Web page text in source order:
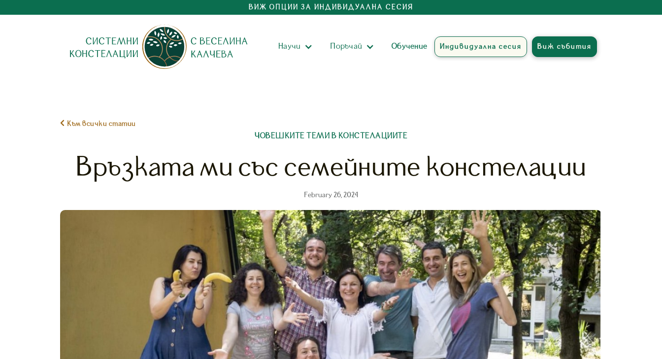
ВИЖ ОПЦИИ ЗА ИНДИВИДУАЛНА СЕСИЯ
Научи Поръчай Обучениe Индивидуална сесия Виж събития
 Към всички статии
ЧОВЕШКИТЕ ТЕМИ В КОНСТЕЛАЦИИТЕ
Връзката ми със семейните констелации
February 26, 2024